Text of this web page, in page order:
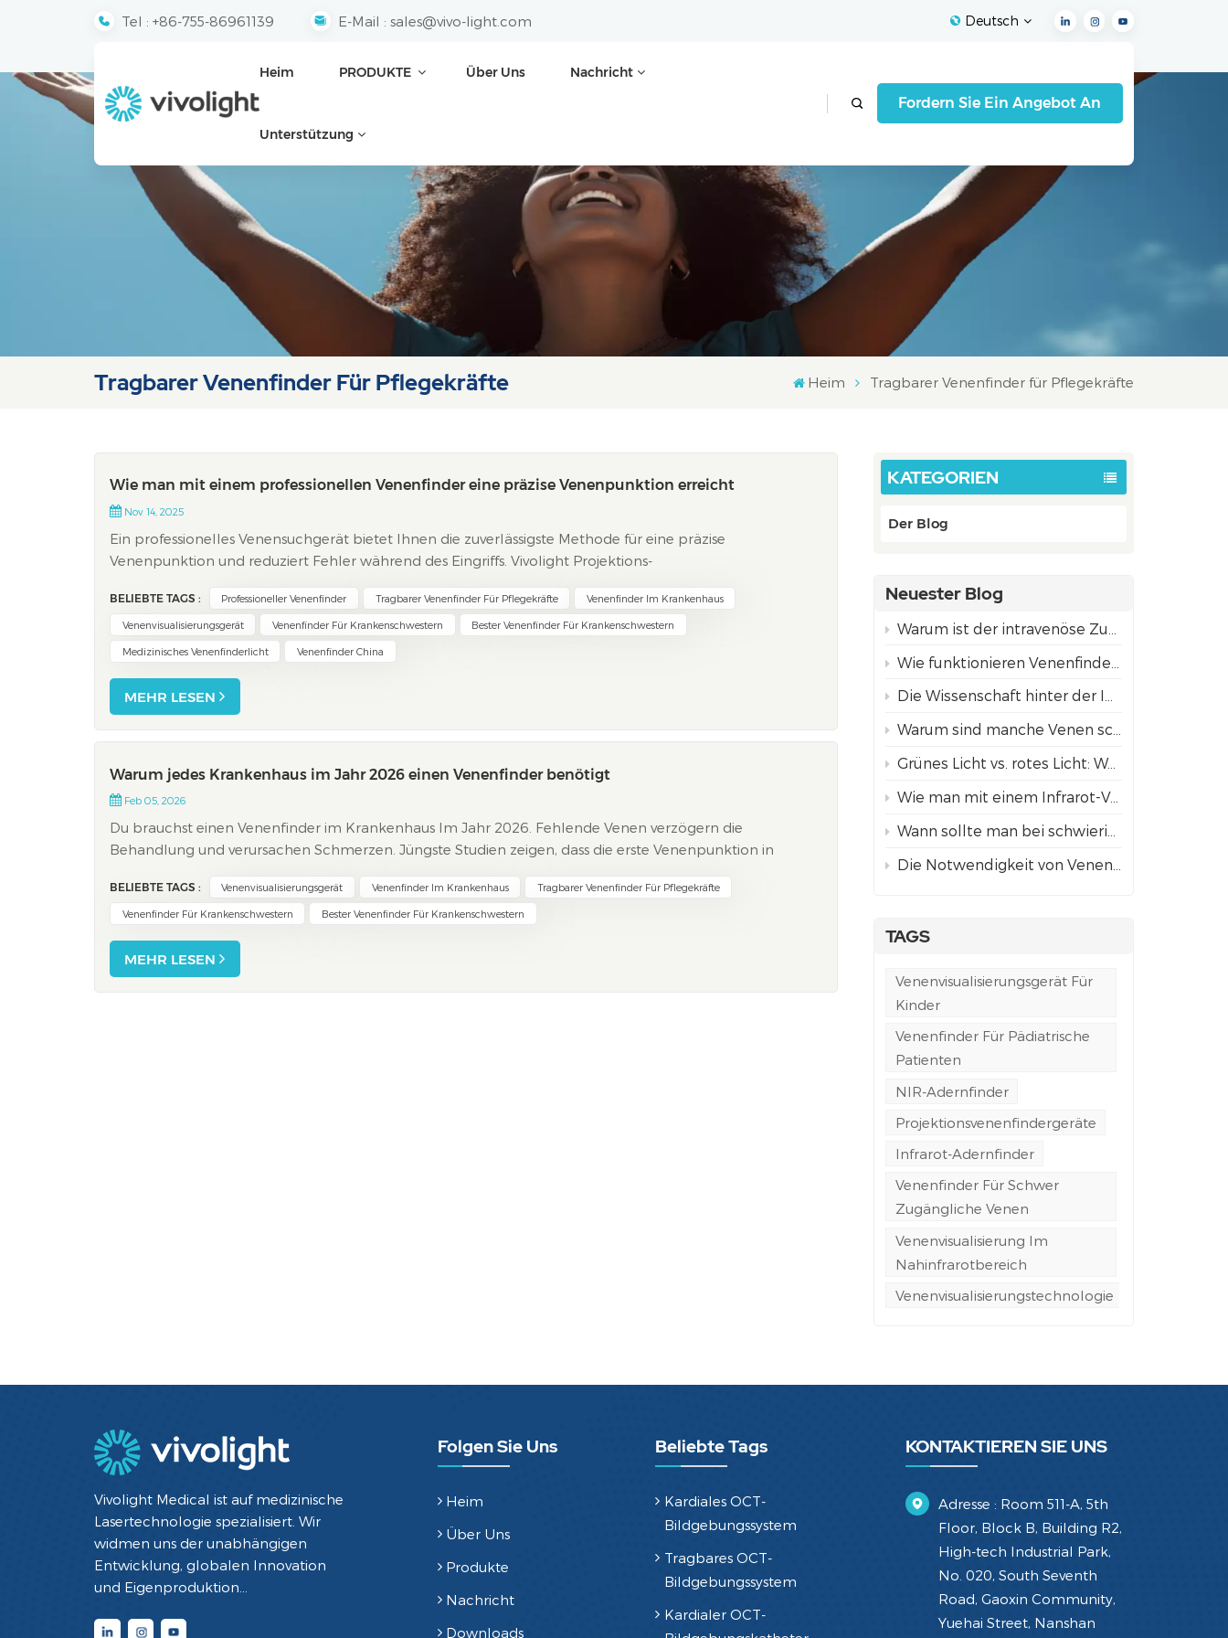
Tel : +86-755-86961139 E-Mail : sales@vivo-light.com Deutsch
English
Español
Italiano
العربية
Heim PRODUKTE Über Uns Nachricht
Unterstützung
Fordern Sie Ein Angebot An
Tragbarer Venenfinder Für Pflegekräfte Heim Tragbarer Venenfinder für Pflegekräfte
KATEGORIEN
Der Blog
Neuester Blog
Warum ist der intravenöse Zugang bei Kindern oft schwieriger als bei Erwachsenen?
Wie funktionieren Venenfinder mittels Projektion? Die Wissenschaft hinter der NIR-Technologie
Die Wissenschaft hinter der Infrarot-Venenvisualisierungstechnologie
Warum sind manche Venen schwer zu finden?
Grünes Licht vs. rotes Licht: Welcher Projektionsmodus zur Venenfindung eignet sich am besten für unterschiedliche Hauttöne?
Wie man mit einem Infrarot-Venenfinder Venen für ein sicheres Einführen von Nadeln findet
Wann sollte man bei schwierigem Venenzugang einen Venenfinder mit Projektion anstelle einer ultraschallgestützten Punktion verwenden?
Die Notwendigkeit von Venenfindern in der Notfall- und Rettungswagenversorgung
TAGS
Venenvisualisierungsgerät Für
Kinder
Venenfinder Für Pädiatrische
Patienten
NIR-Adernfinder
Projektionsvenenfindergeräte
Infrarot-Adernfinder
Venenfinder Für Schwer
Zugängliche Venen
Venenvisualisierung Im
Nahinfrarotbereich
Venenvisualisierungstechnologie
Wie man mit einem professionellen Venenfinder eine präzise Venenpunktion erreicht
Nov 14, 2025
Ein professionelles Venensuchgerät bietet Ihnen die zuverlässigste Methode für eine präzise
Venenpunktion und reduziert Fehler während des Eingriffs. Vivolight Projektions-
BELIEBTE TAGS : Professioneller Venenfinder Tragbarer Venenfinder Für Pflegekräfte Venenfinder Im Krankenhaus
Venenvisualisierungsgerät Venenfinder Für Krankenschwestern Bester Venenfinder Für Krankenschwestern
Medizinisches Venenfinderlicht Venenfinder China
MEHR LESEN
Warum jedes Krankenhaus im Jahr 2026 einen Venenfinder benötigt
Feb 05, 2026
Du brauchst einen Venenfinder im Krankenhaus Im Jahr 2026. Fehlende Venen verzögern die
Behandlung und verursachen Schmerzen. Jüngste Studien zeigen, dass die erste Venenpunktion in
Nachfrage nach Venensu...
BELIEBTE TAGS : Venenvisualisierungsgerät Venenfinder Im Krankenhaus Tragbarer Venenfinder Für Pflegekräfte
Venenfinder Für Krankenschwestern Bester Venenfinder Für Krankenschwestern
MEHR LESEN
Vivolight Medical ist auf medizinische
Lasertechnologie spezialisiert. Wir
widmen uns der unabhängigen
Entwicklung, globalen Innovation
und Eigenproduktion
Diagnose- und Therapiegeräte mit
Folgen Sie Uns
Heim
Über Uns
Produkte
Nachricht
Downloads
Beliebte Tags
Kardiales OCT-
Bildgebungssystem
Tragbares OCT-
Bildgebungssystem
Kardialer OCT-
KONTAKTIEREN SIE UNS
Adresse : Room 511-A, 5th
Floor, Block B, Building R2,
High-tech Industrial Park,
No. 020, South Seventh
Road, Gaoxin Community,
Yuehai Street, Nanshan